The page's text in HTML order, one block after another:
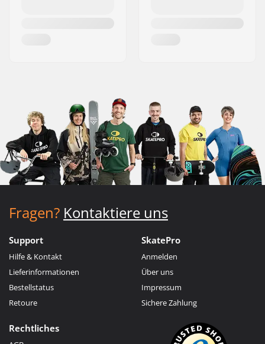
Fragen? Kontaktiere uns
Support
Hilfe & Kontakt
Lieferinformationen
Bestellstatus
Retoure
SkatePro
Anmelden
Über uns
Impressum
Sichere Zahlung
Rechtliches